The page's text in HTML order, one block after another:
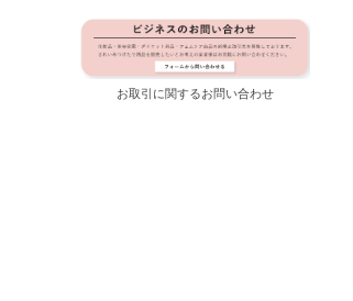
お取引に関するお問い合わせ